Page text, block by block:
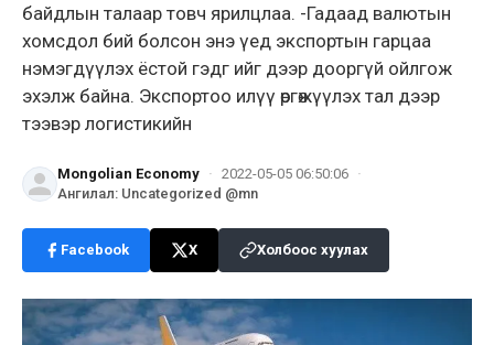
байдлын талаар товч ярилцлаа. -Гадаад валютын
хомсдол бий болсон энэ үед экспортын гарцаа
нэмэгдүүлэх ёстой гэдг ийг дээр дооргүй ойлгож
эхэлж байна. Экспортоо илүү өргөжүүлэх тал дээр
тээвэр логистикийн
Mongolian Economy · 2022-05-05 06:50:06 ·
Ангилал: Uncategorized @mn
Facebook X Холбоос хуулах